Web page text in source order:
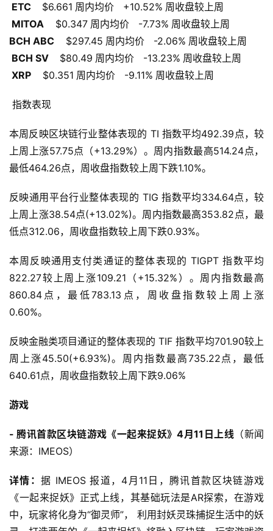
ETC
$6.661 周内均价   +10.52% 周收盘较上周
MITOA
$0.347 周内均价   -7.73% 周收盘较上周
BCH ABC
$297.45 周内均价   -2.06% 周收盘较上周
BCH SV
$80.49 周内均价   -13.23% 周收盘较上周
XRP
$0.351 周内均价   -9.11% 周收盘较上周
指数表现
本周反映区块链行业整体表现的 TI 指数平均492.39点，较
上周上涨57.75点（+13.29%）。周内指数最高514.24点，
最低464.26点，周收盘指数较上周下跌1.10%。
反映通用平台行业整体表现的 TIG 指数平均334.64点，较
上周上涨38.54点(+13.02%)。周内指数最高353.82点，最
低点312.06，周收盘指数较上周下跌0.93%。
本周反映通用支付类通证的整体表现的 TIGPT 指数平均
822.27较上周上涨109.21（+15.32%）。周内指数最高
860.84点，最低783.13点，周收盘指数较上周上涨
0.60%。
反映金融类项目通证的整体表现的 TIF 指数平均701.90较上
周上涨45.50(+6.93%)。周内指数最高735.22点，最低
640.61点，周收盘指数较上周下跌9.06%
游戏
- 腾讯首款区块链游戏《一起来捉妖》4月11日上线 （新闻
来源：IMEOS）
详情：据 IMEOS 报道，4月11日，腾讯首款区块链游戏
《一起来捉妖》正式上线，其基础玩法是AR探索，在游戏
中，玩家将化身为“御灵师”， 利用封妖灵珠捕捉生活中的妖